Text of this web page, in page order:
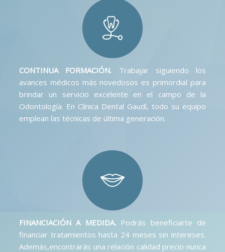
CONTINUA FORMACIÓN. Trabajar siguiendo los
avances médicos más novedosos es primordial para
brindar un servicio excelente en el campo de la
Odontología. En Clínica Dental Gaudí, todo su equipo
emplean las técnicas de última generación.
FINANCIACIÓN A MEDIDA.Podrás beneficiarte de
financiar tratamientos hasta 24 meses sin intereses.
Además,encontrarás una relación calidad precio nunca